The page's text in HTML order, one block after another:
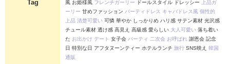
Tag 風 お姫様風 フレンチガーリー ドールスタイル ドレッシー
上品ガ
ーリー 甘めファッション パーティドレス キャバドレス風 個性的
上品 清楚可愛い 可憐 華やか しっかりめ ハリ感 サテン素材 光沢感
チュール素材 透け感 高見え 高級感 愛らしい 大人可愛い 落ち着い
た お出かけ デート 女子会 パーティ 二次会 お呼ばれ 謝恩会 記念
日 特別な日 アフタヌーンティー ホテルランチ 旅行 SNS映え 韓国
通販